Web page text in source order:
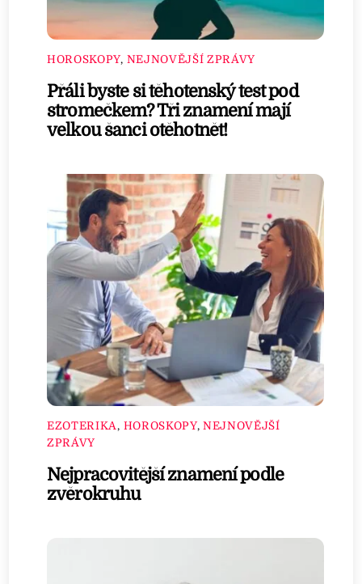
HOROSKOPY, NEJNOVĚJŠÍ ZPRÁVY
Přáli byste si těhotenský test pod
stromečkem? Tři znamení mají
velkou šanci otěhotnět!
EZOTERIKA, HOROSKOPY, NEJNOVĚJŠÍ
ZPRÁVY
Nejpracovitější znamení podle
zvěrokruhu